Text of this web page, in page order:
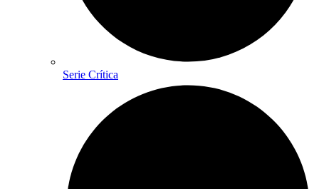
Serie Crítica